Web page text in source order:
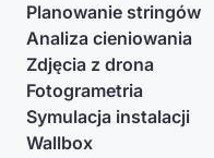
Planowanie stringów
Analiza cieniowania
Zdjęcia z drona
Fotogrametria
Symulacja instalacji
Wallbox